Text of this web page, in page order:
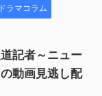
ドラマコラム
記者～ニュー
動画見逃し配